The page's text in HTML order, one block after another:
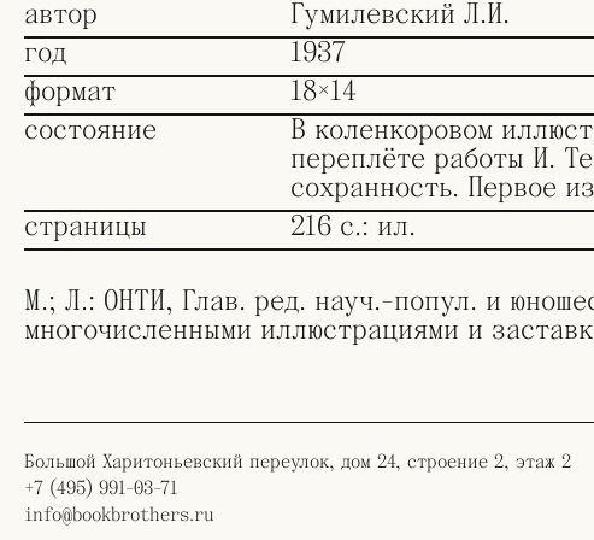
автор
Гумилевский Л.И.
год
1937
формат
18×14
состояние
В коленкоровом
переплёте работы И.
сохранность. Первое
страницы
216 с.: ил.
М.; Л.: ОНТИ, Глав. ред. науч.-попул. и
многочисленными иллюстрациями и
Большой Харитоньевский переулок, дом 24, строение 2, этаж 2
+7 (495) 991-03-71
info@bookbrothers.ru